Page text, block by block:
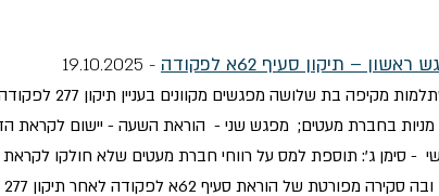
תיקון סעיף 62א לפקודה - 19.10.2025
עו"ד (רו"ח) מאורי עמפלי